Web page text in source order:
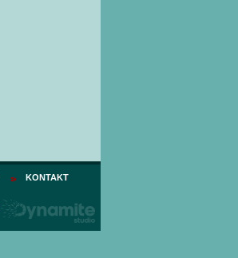
KONTAKT